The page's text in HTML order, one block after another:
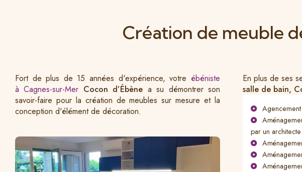
Création de meuble
Fort de plus de 15 années d'expérience, votre ébéniste
à Cagnes-sur-Mer Cocon d’Ébène a su démontrer son
savoir-faire pour la création de meubles sur mesure et la
conception d'élément de décoration.
En plus de ses
salle de bain,
par un